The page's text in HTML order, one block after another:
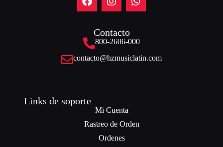
Contacto
800-2606-000
contacto@hzmusiclatin.com
Links de soporte
Mi Cuenta
Rastreo de Orden
Ordenes